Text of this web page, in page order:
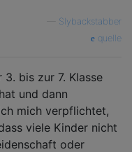
Slybackstabber
quelle
bis zur 7. Klasse
und dann
mich verpflichtet,
viele Kinder nicht
oder